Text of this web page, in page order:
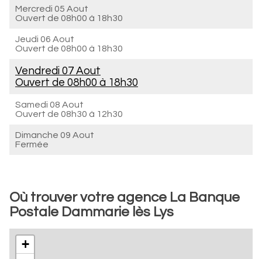
Mercredi 05 Aout
Ouvert de 08h00 à 18h30
Jeudi 06 Aout
Ouvert de 08h00 à 18h30
Vendredi 07 Aout
Ouvert de 08h00 à 18h30
Samedi 08 Aout
Ouvert de 08h30 à 12h30
Dimanche 09 Aout
Fermée
Où trouver votre agence La Banque
Postale Dammarie lès Lys
+